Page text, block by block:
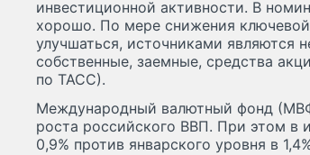
инвестиционной активности. В
хорошо. По мере снижения ключевой
улучшаться, источниками являются
собственные, заемные, средства
по ТАСС).
Международный валютный фонд
роста российского ВВП. При этом в
0,9% против январского уровня в